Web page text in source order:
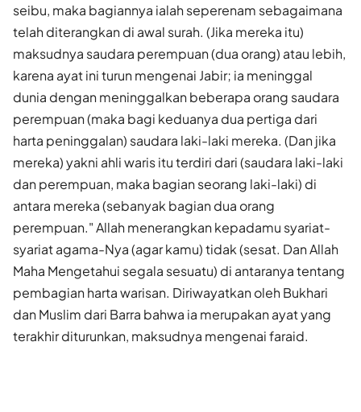
seibu, maka bagiannya ialah seperenam sebagaimana
telah diterangkan di awal surah. (Jika mereka itu)
maksudnya saudara perempuan (dua orang) atau lebih,
karena ayat ini turun mengenai Jabir; ia meninggal
dunia dengan meninggalkan beberapa orang saudara
perempuan (maka bagi keduanya dua pertiga dari
harta peninggalan) saudara laki-laki mereka. (Dan jika
mereka) yakni ahli waris itu terdiri dari (saudara laki-laki
dan perempuan, maka bagian seorang laki-laki) di
antara mereka (sebanyak bagian dua orang
perempuan." Allah menerangkan kepadamu syariat-
syariat agama-Nya (agar kamu) tidak (sesat. Dan Allah
Maha Mengetahui segala sesuatu) di antaranya tentang
pembagian harta warisan. Diriwayatkan oleh Bukhari
dan Muslim dari Barra bahwa ia merupakan ayat yang
terakhir diturunkan, maksudnya mengenai faraid.